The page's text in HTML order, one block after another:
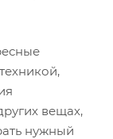
вещах,
нужный